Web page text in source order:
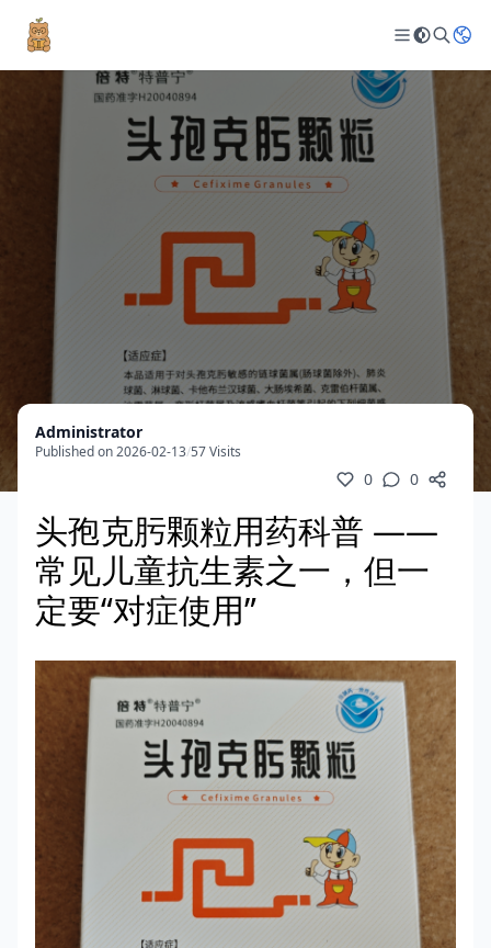
Administrator
Published on 2026-02-13/57 Visits
0 0
头孢克肟颗粒用药科普 ——
常见儿童抗生素之一，但一
定要“对症使用”